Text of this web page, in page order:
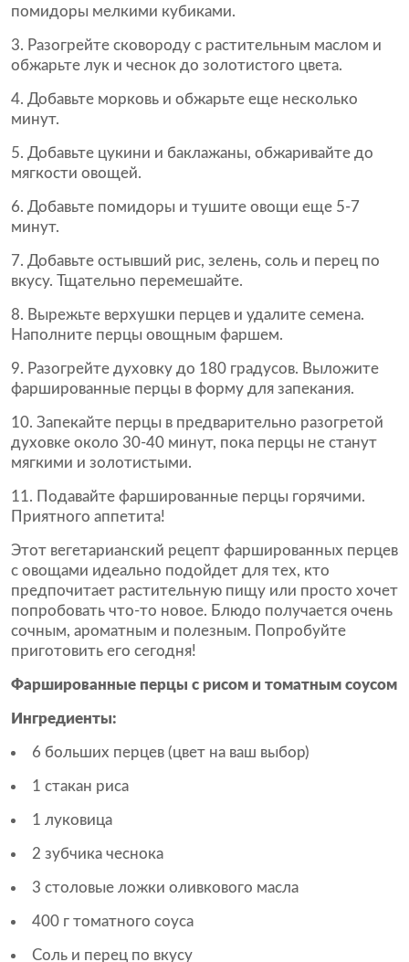
помидоры мелкими кубиками.
Разогрейте сковороду с растительным маслом и
обжарьте лук и чеснок до золотистого цвета.
Добавьте морковь и обжарьте еще несколько
минут.
Добавьте цукини и баклажаны, обжаривайте до
мягкости овощей.
Добавьте помидоры и тушите овощи еще 5-7
минут.
Добавьте остывший рис, зелень, соль и перец по
вкусу. Тщательно перемешайте.
Вырежьте верхушки перцев и удалите семена.
Наполните перцы овощным фаршем.
Разогрейте духовку до 180 градусов. Выложите
фаршированные перцы в форму для запекания.
Запекайте перцы в предварительно разогретой
духовке около 30-40 минут, пока перцы не станут
мягкими и золотистыми.
Подавайте фаршированные перцы горячими.
Приятного аппетита!
Этот вегетарианский рецепт фаршированных перцев
с овощами идеально подойдет для тех, кто
предпочитает растительную пищу или просто хочет
попробовать что-то новое. Блюдо получается очень
сочным, ароматным и полезным. Попробуйте
приготовить его сегодня!
Фаршированные перцы с рисом и томатным соусом
Ингредиенты:
6 больших перцев (цвет на ваш выбор)
1 стакан риса
1 луковица
2 зубчика чеснока
3 столовые ложки оливкового масла
400 г томатного соуса
Соль и перец по вкусу